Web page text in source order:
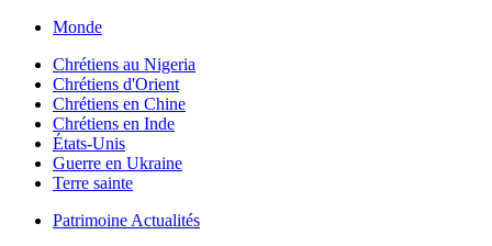
Monde
Chrétiens au Nigeria
Chrétiens d'Orient
Chrétiens en Chine
Chrétiens en Inde
États-Unis
Guerre en Ukraine
Terre sainte
Patrimoine Actualités